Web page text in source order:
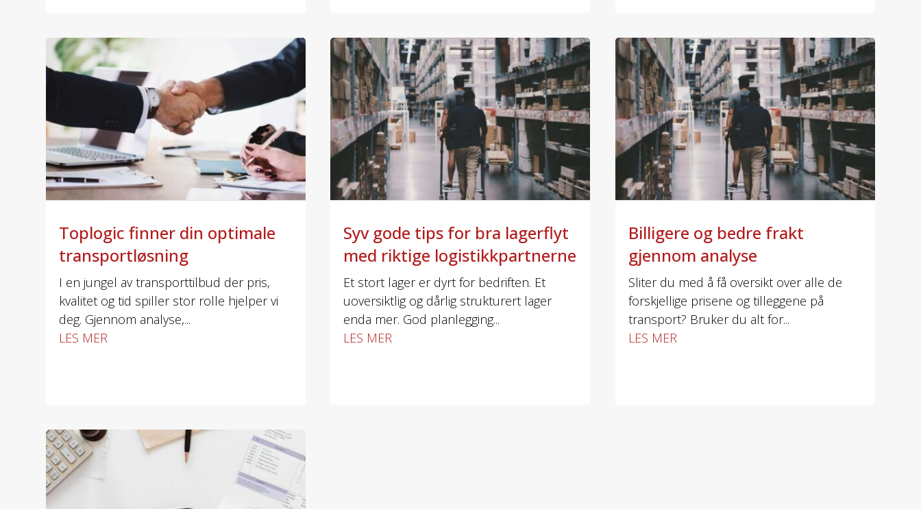
Toplogic finner din optimale
transportløsning
I en jungel av transporttilbud der pris,
kvalitet og tid spiller stor rolle hjelper vi
deg. Gjennom analyse,...
LES MER
Syv gode tips for bra lagerflyt
med riktige logistikkpartnerne
Et stort lager er dyrt for bedriften. Et
uoversiktlig og dårlig strukturert lager
enda mer. God planlegging...
LES MER
Billigere og bedre frakt
gjennom analyse
Sliter du med å få oversikt over alle de
forskjellige prisene og tilleggene på
transport? Bruker du alt for...
LES MER